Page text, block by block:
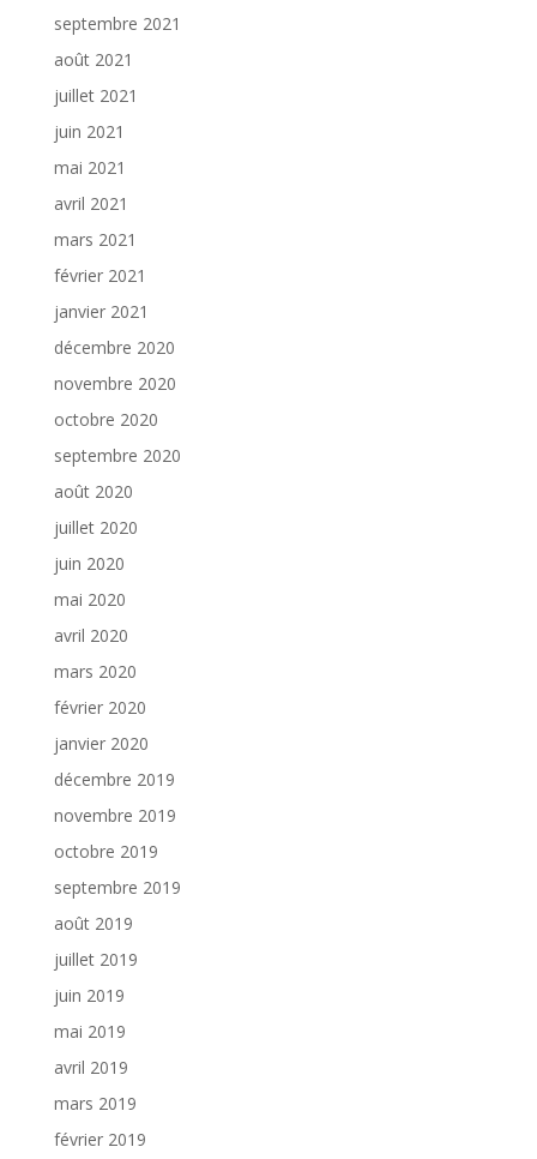
septembre 2021
août 2021
juillet 2021
juin 2021
mai 2021
avril 2021
mars 2021
février 2021
janvier 2021
décembre 2020
novembre 2020
octobre 2020
septembre 2020
août 2020
juillet 2020
juin 2020
mai 2020
avril 2020
mars 2020
février 2020
janvier 2020
décembre 2019
novembre 2019
octobre 2019
septembre 2019
août 2019
juillet 2019
juin 2019
mai 2019
avril 2019
mars 2019
février 2019